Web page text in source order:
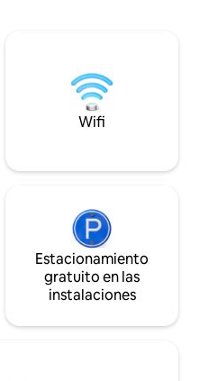
en
2
significa que
kg de pescado
fuera de Noruega.
Wifi
Estacionamiento
gratuito en las
instalaciones